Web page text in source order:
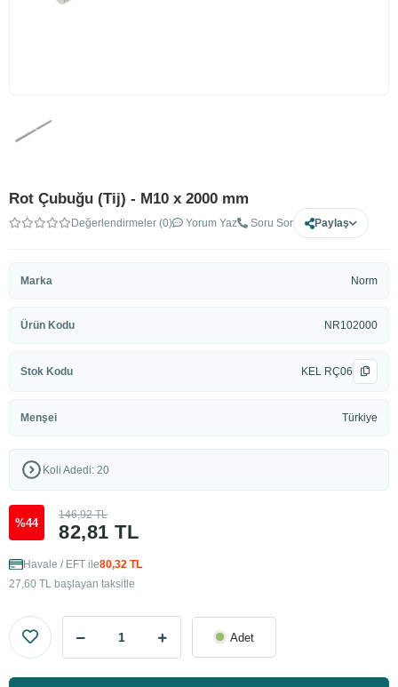
Rot Çubuğu (Tij) - M10 x 2000 mm
Değerlendirmeler (0) Yorum Yaz Soru Sor Paylaş
Marka Norm
Ürün Kodu NR102000
Stok Kodu KEL RÇ06
Menşei Türkiye
Koli Adedi: 20
%44 82,81 TL
146,92 TL
Havale / EFT ile80,32 TL
27,60 TL başlayan taksitle
Adet